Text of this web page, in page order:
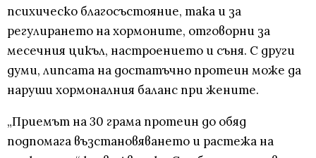
психическо благосъстояние, така и за
регулирането на хормоните, отговорни за
месечния цикъл, настроението и съня. С други
думи, липсата на достатъчно протеин може да
наруши хормоналния баланс при жените.
„Приемът на 30 грама протеин до обяд
подпомага възстановяването и растежа на